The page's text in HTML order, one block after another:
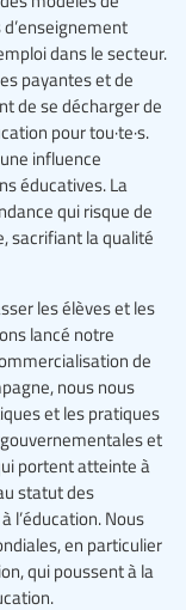
dans le secteur.
payantes et de
de se décharger de
pour tou·te·s.
influence
éducatives. La
qui risque de
sacrifiant la qualité
les élèves et les
lancé notre
de
nous nous
et les pratiques
et
portent atteinte à
statut des
l’éducation. Nous
en particulier
qui poussent à la